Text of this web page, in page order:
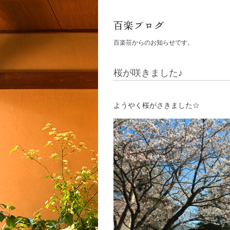
百楽荘からのお知らせです。
桜が咲きました♪
ようやく桜がさきました☆